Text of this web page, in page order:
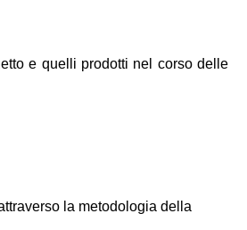
e quelli prodotti nel corso delle
la metodologia della